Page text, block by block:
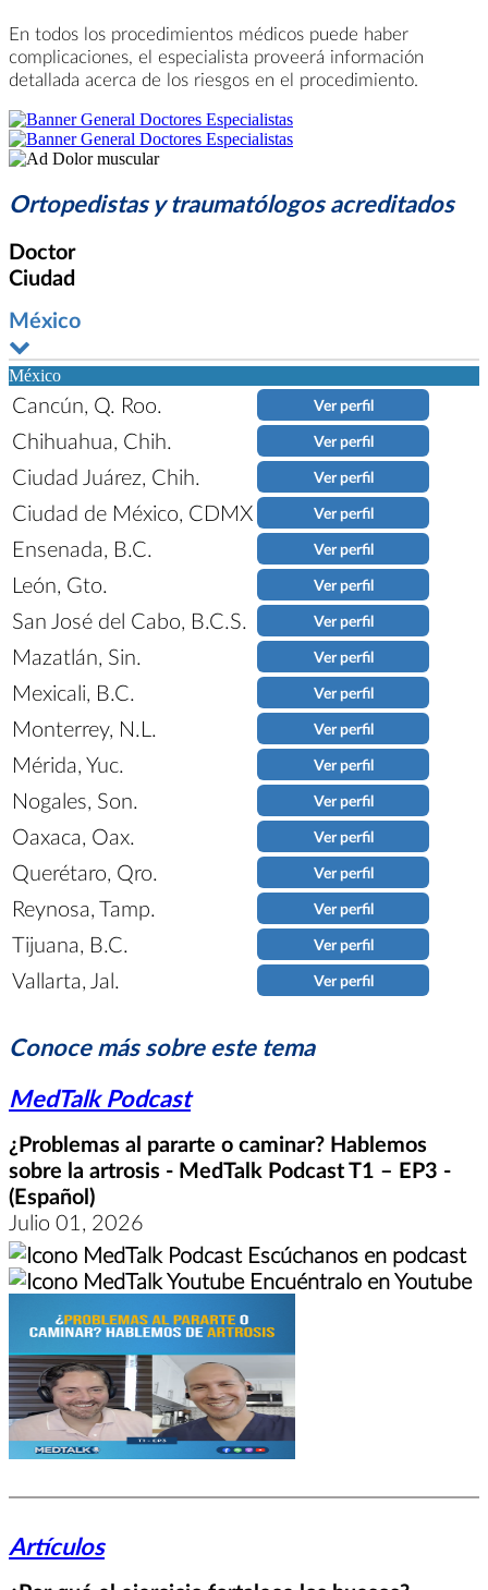
En todos los procedimientos médicos puede haber
complicaciones, el especialista proveerá información
detallada acerca de los riesgos en el procedimiento.
Ortopedistas y traumatólogos acreditados
Doctor
Ciudad
México
México
Cancún, Q. Roo. Ver perfil
Chihuahua, Chih. Ver perfil
Ciudad Juárez, Chih. Ver perfil
Ciudad de México, CDMX Ver perfil
Ensenada, B.C. Ver perfil
León, Gto. Ver perfil
San José del Cabo, B.C.S. Ver perfil
Mazatlán, Sin. Ver perfil
Mexicali, B.C. Ver perfil
Monterrey, N.L. Ver perfil
Mérida, Yuc. Ver perfil
Nogales, Son. Ver perfil
Oaxaca, Oax. Ver perfil
Querétaro, Qro. Ver perfil
Reynosa, Tamp. Ver perfil
Tijuana, B.C. Ver perfil
Vallarta, Jal. Ver perfil
Conoce más sobre este tema
MedTalk Podcast
¿Problemas al pararte o caminar? Hablemos
sobre la artrosis - MedTalk Podcast T1 – EP3 -
(Español)
Julio 01, 2026
Escúchanos en podcast
Encuéntralo en Youtube
Artículos